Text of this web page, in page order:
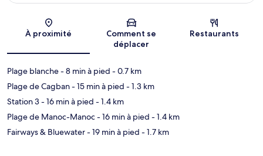
Carte
À proximité
Comment se
déplacer
Restaurants
Plage blanche- 8 min à pied - 0.7 km
Plage de Cagban- 15 min à pied - 1.3 km
Station 3- 16 min à pied - 1.4 km
Plage de Manoc-Manoc- 16 min à pied - 1.4 km
Fairways & Bluewater- 19 min à pied - 1.7 km